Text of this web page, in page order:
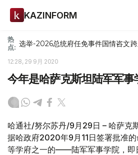
KAZINFORM
热
点: 选举-2026总统府任免事件国情咨文
12:28, 29 9月 2020
今年是哈萨克斯坦陆军军
哈通社/努尔苏丹/9月29日 – 哈萨克
据哈政府2020年9月11日签署批准
等学府之一的——陆军军事学院，即